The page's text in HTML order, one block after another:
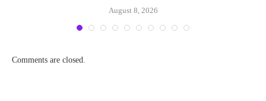
August 8, 2026
Comments are closed.